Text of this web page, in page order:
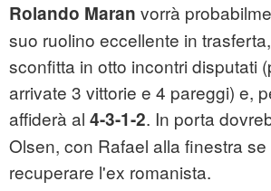
Rolando Maran vorrà
suo ruolino eccellente in
sconfitta in otto incontri disputati
arrivate 3 vittorie e 4 pareggi) e,
affiderà al 4-3-1-2. In porta
Olsen, con Rafael alla finestra
recuperare l'ex romanista.